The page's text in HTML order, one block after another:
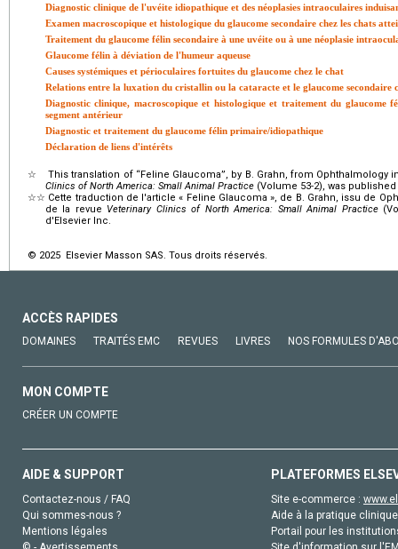
Diagnostic clinique de l'uvéite idiopathique et des néoplasies intraoculaires
Examen macroscopique et histologique du glaucome secondaire chez les chats
Traitement du glaucome félin secondaire à une uvéite ou à une néoplasie
Glaucome félin à déviation de l'humeur aqueuse
Causes systémiques et périoculaires fortuites du glaucome chez le chat
Relations entre la luxation du cristallin ou la cataracte et le glaucome secondaire
Diagnostic clinique, macroscopique et histologique et traitement du glaucome
segment antérieur
Diagnostic et traitement du glaucome félin primaire/idiopathique
Déclaration de liens d'intérêts
☆
This translation of “Feline Glaucoma”, by B. Grahn, from Ophthalmology
Clinics of North America: Small Animal Practice (Volume 53-2), was
☆☆ Cette traduction de l'article « Feline Glaucoma », de B. Grahn, issu de
de la revue Veterinary Clinics of North America: Small Animal Practice
d'Elsevier Inc.
© 2025 Elsevier Masson SAS. Tous droits réservés.
ACCÈS RAPIDES
DOMAINES TRAITÉS EMC REVUES LIVRES NOS FORMULES
MON COMPTE
CRÉER UN COMPTE
AIDE & SUPPORT
Contactez-nous / FAQ
Qui sommes-nous ?
Mentions légales
PLATEFORMES
Site e-commerce :
Aide à la pratique
Portail pour les